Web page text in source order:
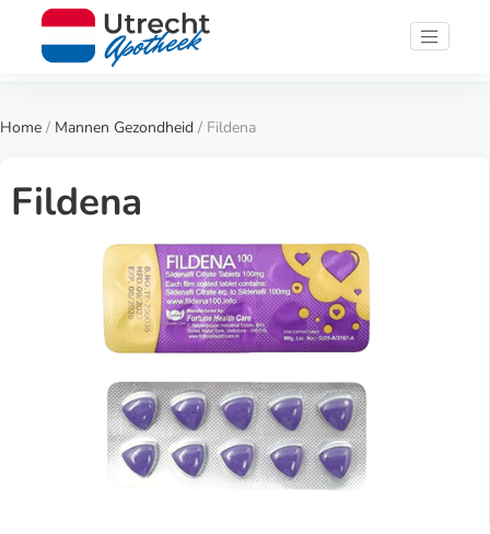
Home / Mannen Gezondheid / Fildena
Fildena